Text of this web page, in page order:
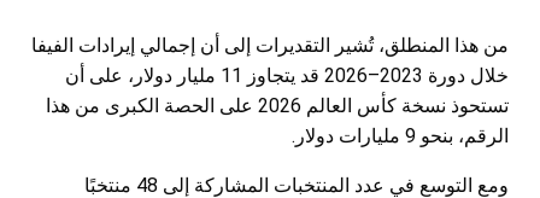
من هذا المنطلق، تُشير التقديرات إلى أن إجمالي إيرادات الفيفا
خلال دورة 2023–2026 قد يتجاوز 11 مليار دولار، على أن
تستحوذ نسخة كأس العالم 2026 على الحصة الكبرى من هذا
الرقم، بنحو 9 مليارات دولار.
ومع التوسع في عدد المنتخبات المشاركة إلى 48 منتخبًا